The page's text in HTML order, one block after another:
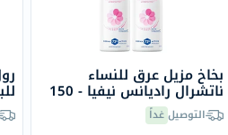
بخاخ مزيل عرق للنساء
ناتشرال راديانس نيفيا - 150
مل × 2التوصيلغداً